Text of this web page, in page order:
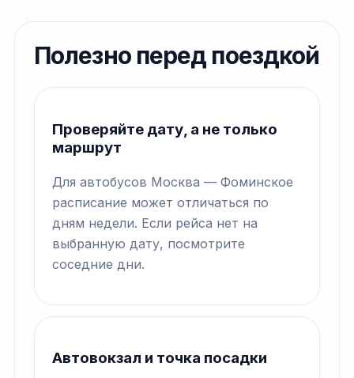
Полезно перед поездкой
Проверяйте дату, а не только
маршрут
Для автобусов Москва — Фоминское
расписание может отличаться по
дням недели. Если рейса нет на
выбранную дату, посмотрите
соседние дни.
Автовокзал и точка посадки